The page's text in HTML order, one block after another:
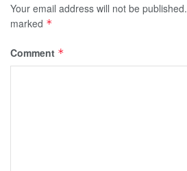
Your email address will not be published.
marked *
Comment *